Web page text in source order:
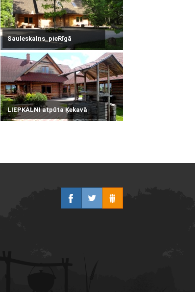
Sauleskalns_pieRīgā
LIEPKALNI atpūta Ķekavā